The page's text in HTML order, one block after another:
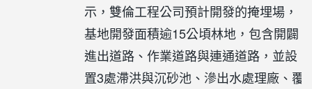
示，雙倫工程公司預計開發的掩埋場，
基地開發面積逾15公頃林地，包含開闢
進出道路、作業道路與連通道路，並設
置3處滯洪與沉砂池、滲出水處理廠、覆